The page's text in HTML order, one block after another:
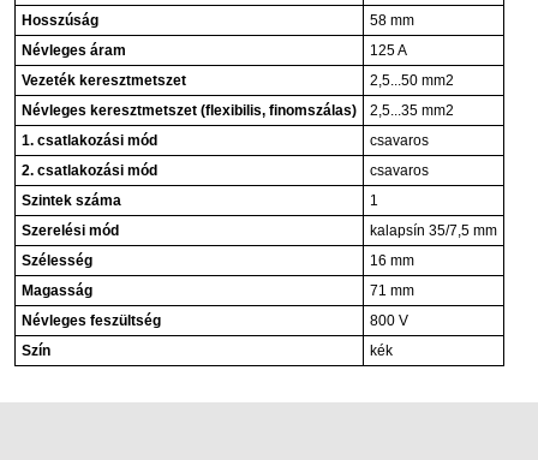
Hosszúság
58 mm
Névleges áram
125 A
Vezeték keresztmetszet
2,5...50 mm2
Névleges keresztmetszet (flexibilis, finomszálas)
2,5...35 mm2
1. csatlakozási mód
csavaros
2. csatlakozási mód
csavaros
Szintek száma
1
Szerelési mód
kalapsín 35/7,5 mm
Szélesség
16 mm
Magasság
71 mm
Névleges feszültség
800 V
Szín
kék